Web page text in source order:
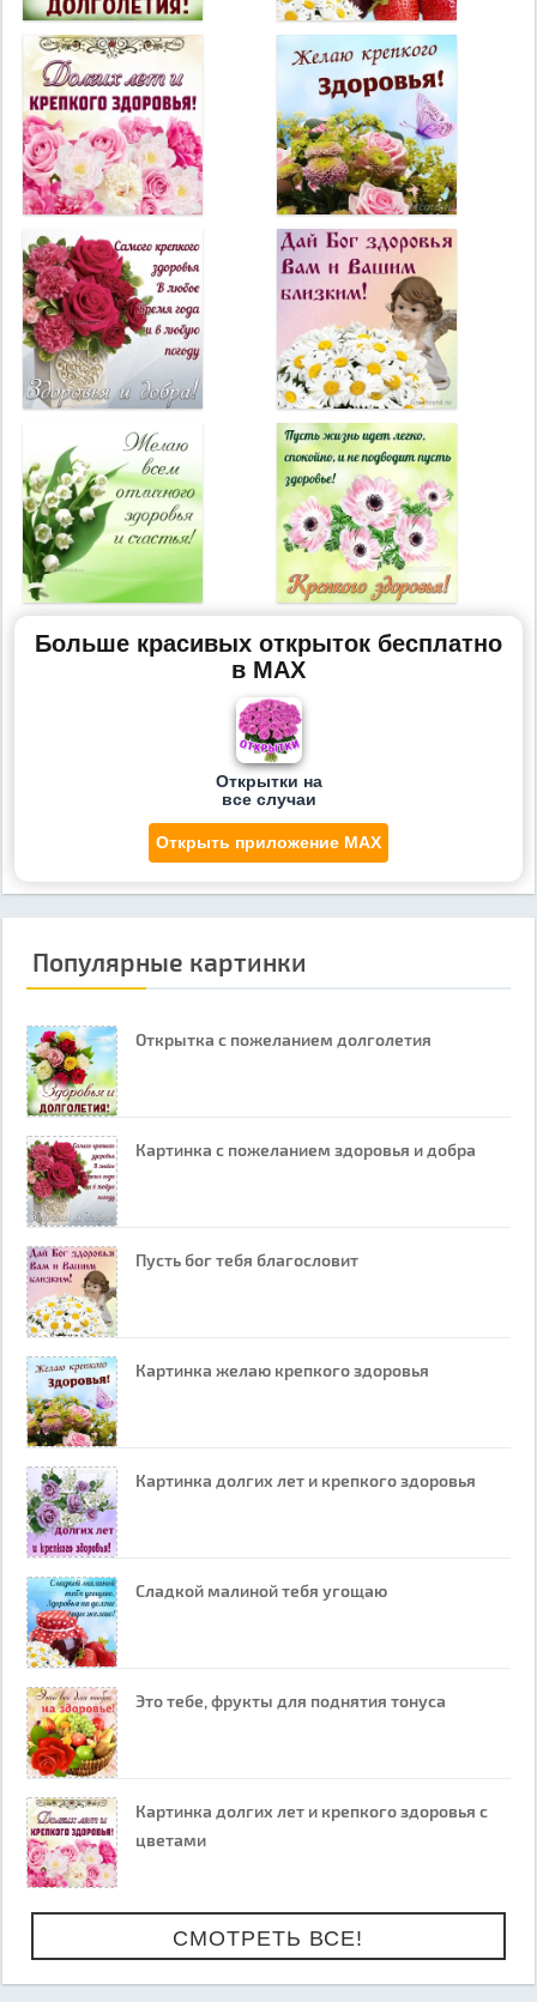
Больше красивых открыток бесплатно
в MAX
Открытки на
все случаи
Открыть приложение MAX
Популярные картинки
Открытка с пожеланием долголетия
Картинка с пожеланием здоровья и добра
Пусть бог тебя благословит
Картинка желаю крепкого здоровья
Картинка долгих лет и крепкого здоровья
Сладкой малиной тебя угощаю
Это тебе, фрукты для поднятия тонуса
Картинка долгих лет и крепкого здоровья с
цветами
СМОТРЕТЬ ВСЕ!